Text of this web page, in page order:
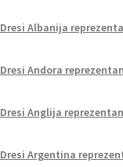
Dresi Albanija
Dresi Andora
Dresi Anglija
Dresi Argentina